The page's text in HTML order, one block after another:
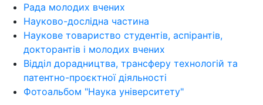
Рада молодих вчених
Науково-дослідна частина
Наукове товариство студентів, аспірантів,
докторантів і молодих вчених
Відділ дорадництва, трансферу технологій та
патентно-проєктної діяльності
Фотоальбом "Наука університету"